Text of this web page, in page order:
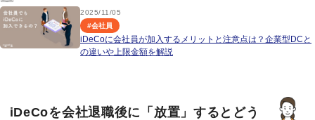
2025/11/05
#会社員
iDeCoに会社員が加入するメリットと注意点は？企業型DCと
の違いや上限金額を解説
iDeCoを会社退職後に「放置」するとどう